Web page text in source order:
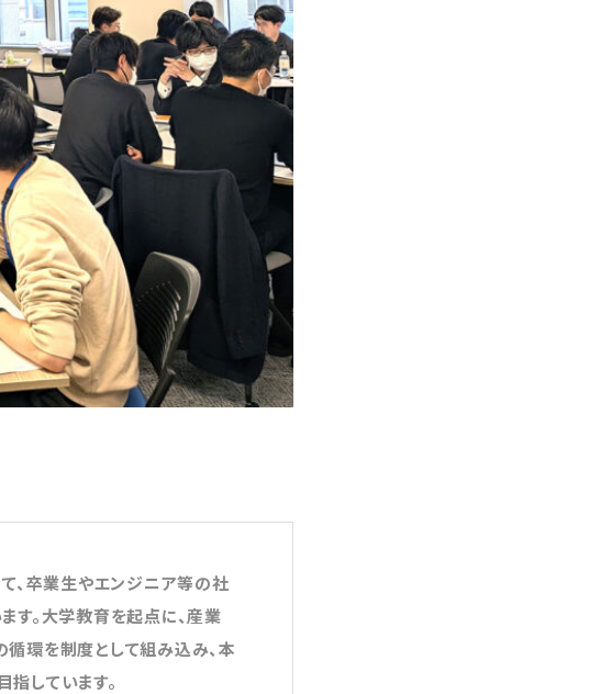
、卒業生やエンジニア等の社
す。大学教育を起点に、産業
環を制度として組み込み、本
しています。